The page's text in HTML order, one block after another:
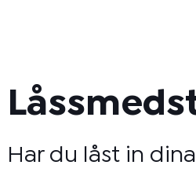
Har du låst in